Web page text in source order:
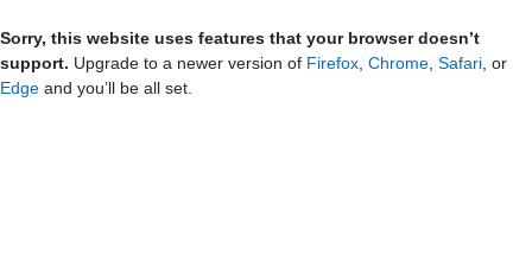
Sorry, this website uses features that your browser doesn’t
support. Upgrade to a newer version of Firefox, Chrome, Safari, or
Edge and you’ll be all set.